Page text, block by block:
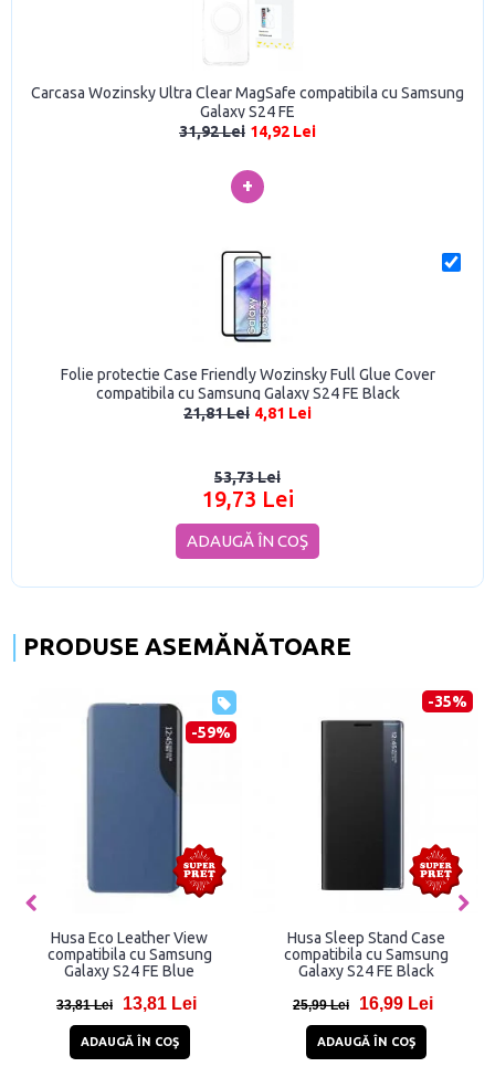
Carcasa Wozinsky Ultra Clear MagSafe compatibila cu Samsung
Galaxy S24 FE
31,92 Lei 14,92 Lei
+
Folie protectie Case Friendly Wozinsky Full Glue Cover
compatibila cu Samsung Galaxy S24 FE Black
21,81 Lei 4,81 Lei
53,73 Lei
19,73 Lei
ADAUGĂ ÎN COŞ
PRODUSE ASEMĂNĂTOARE
-59%
Husa Eco Leather View
compatibila cu Samsung
Galaxy S24 FE Blue
33,81 Lei 13,81 Lei
ADAUGĂ ÎN COŞ
-35%
Husa Sleep Stand Case
compatibila cu Samsung
Galaxy S24 FE Black
25,99 Lei 16,99 Lei
ADAUGĂ ÎN COŞ